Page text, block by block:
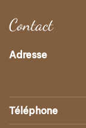
Contact
Adresse
Téléphone